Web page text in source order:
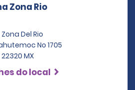
Zona Rio
Del Rio
No 1705
MX
do local